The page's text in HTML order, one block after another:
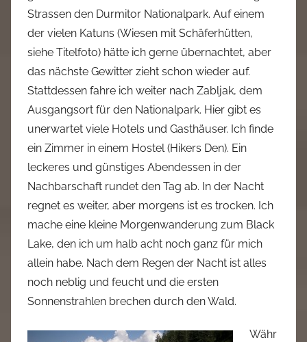
Strassen den Durmitor Nationalpark. Auf einem
der vielen Katuns (Wiesen mit Schäferhütten,
siehe Titelfoto) hätte ich gerne übernachtet, aber
das nächste Gewitter zieht schon wieder auf.
Stattdessen fahre ich weiter nach Zabljak, dem
Ausgangsort für den Nationalpark. Hier gibt es
unerwartet viele Hotels und Gasthäuser. Ich finde
ein Zimmer in einem Hostel (Hikers Den). Ein
leckeres und günstiges Abendessen in der
Nachbarschaft rundet den Tag ab. In der Nacht
regnet es weiter, aber morgens ist es trocken. Ich
mache eine kleine Morgenwanderung zum Black
Lake, den ich um halb acht noch ganz für mich
allein habe. Nach dem Regen der Nacht ist alles
noch neblig und feucht und die ersten
Sonnenstrahlen brechen durch den Wald.
Währ